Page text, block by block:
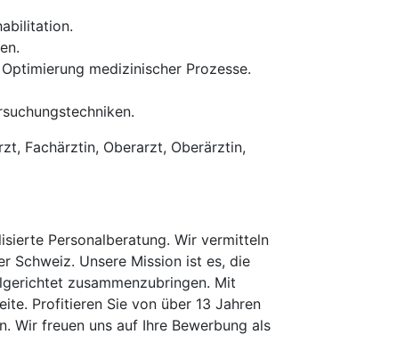
medizinischer Prozesse.
Fachärztin, Oberarzt, Oberärztin,
Personalberatung. Wir vermitteln
Schweiz. Unsere Mission ist es, die
zusammenzubringen. Mit
Profitieren Sie von über 13 Jahren
Wir freuen uns auf Ihre Bewerbung als